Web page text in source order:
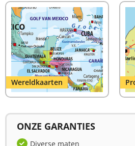
Wereldkaarten
ONZE GARANTIES
Diverse maten